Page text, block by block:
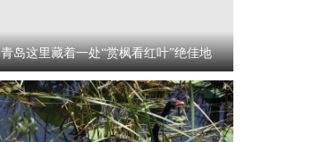
青岛这里藏着一处“赏枫看红叶”绝佳地